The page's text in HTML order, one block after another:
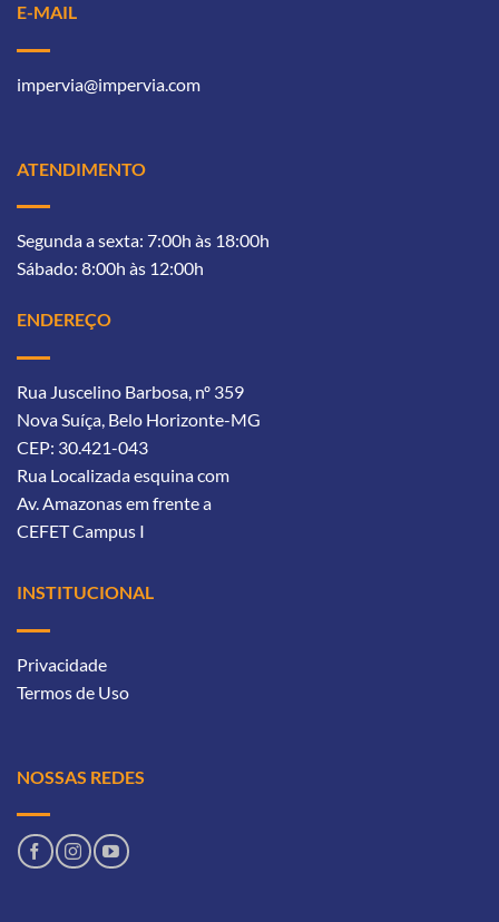
E-MAIL
impervia@impervia.com
ATENDIMENTO
Segunda a sexta: 7:00h às 18:00h
Sábado: 8:00h às 12:00h
ENDEREÇO
Rua Juscelino Barbosa, nº 359
Nova Suíça, Belo Horizonte-MG
CEP: 30.421-043
Rua Localizada esquina com
Av. Amazonasem frente a
CEFET Campus I
INSTITUCIONAL
Privacidade
Termos de Uso
NOSSAS REDES